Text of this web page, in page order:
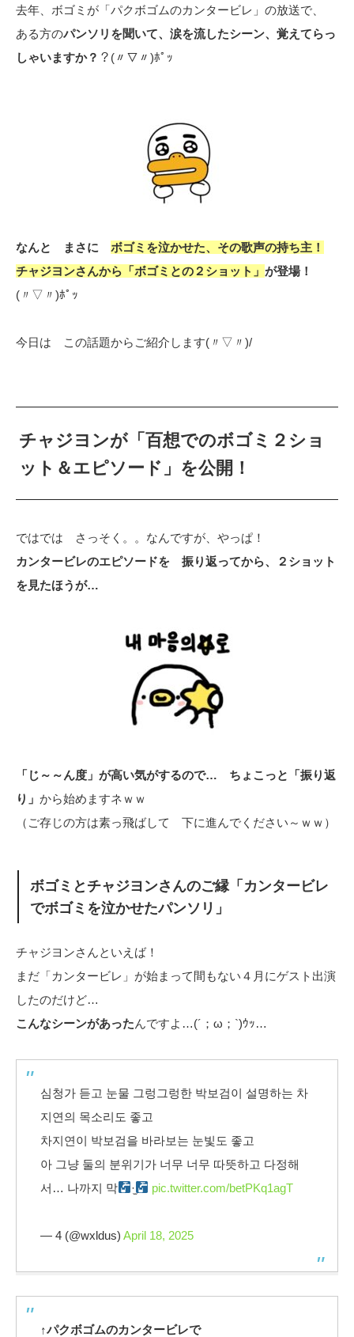
去年、ボゴミが「パクボゴムのカンタービレ」の放送で、
ある方のパンソリを聞いて、涙を流したシーン、覚えてらっ
しゃいますか？ ？(〃▽〃)ﾎﾟｯ
なんと まさに ボゴミを泣かせた、その歌声の持ち主！
チャジヨンさんから「ボゴミとの２ショット」 が登場！
(〃▽〃)ﾎﾟｯ
今日は この話題からご紹介します(〃▽〃)/
チャジヨンが「百想でのボゴミ２ショ
ット＆エピソード」を公開！
ではでは さっそく。。なんですが、やっぱ！
カンタービレのエピソードを 振り返ってから、２ショット
を見たほうが…
「じ～～ん度」が高い気がするので… ちょこっと「振り返
り」 から始めますネｗｗ
（ご存じの方は素っ飛ばして 下に進んでください～ｗｗ）
ボゴミとチャジヨンさんのご縁「カンタービレ
でボゴミを泣かせたパンソリ」
チャジヨンさんといえば！
まだ「カンタービレ」が始まって間もない４月にゲスト出演
したのだけど…
こんなシーンがあったんですよ…(´；ω；`)ｳｯ…
심청가 듣고 눈물 그렁그렁한 박보검이 설명하는 차
지연의 목소리도 좋고
차지연이 박보검을 바라보는 눈빛도 좋고
아 그냥 둘의 분위기가 너무 너무 따뜻하고 다정해
서… 나까지 막
·̫ pic.twitter.com/betPKq1agT
— 4 (@wxldus) April 18, 2025
↑パクボゴムのカンタービレで